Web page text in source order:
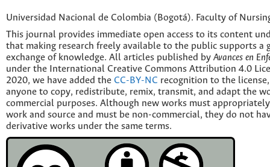
Universidad Nacional de Colombia (Bogotá). Faculty of
This journal provides immediate open access to its content
that making research freely available to the public supports a
exchange of knowledge. All articles published by Avances en
under the International Creative Commons Attribution 4.0
2020, we have added the CC-BY-NC recognition to the
anyone to copy, redistribute, remix, transmit, and adapt the
commercial purposes. Although new works must
work and source and must be non-commercial, they do not
derivative works under the same terms.